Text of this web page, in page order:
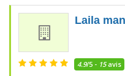
Laila
4.9/5 - 15avis